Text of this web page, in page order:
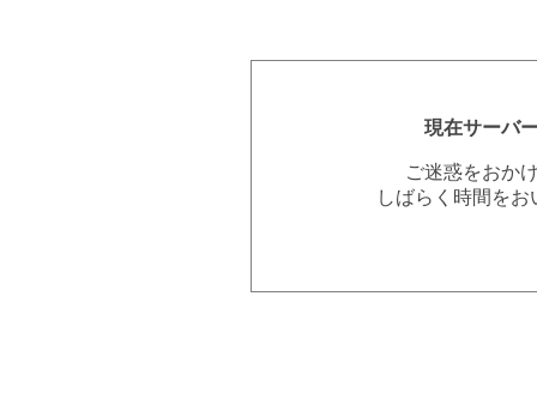
現在サーバ
ご迷惑をおか
しばらく時間を